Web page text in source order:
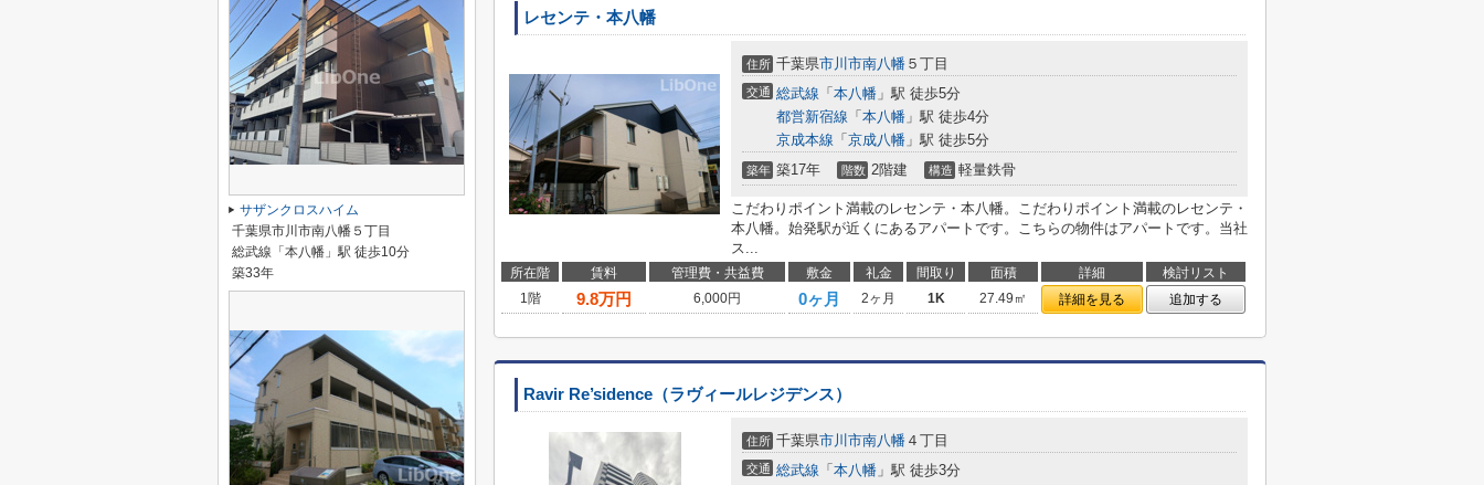
レセンテ・本八幡
住所 千葉県市川市南八幡 ５丁目
交通 総武線 「 本八幡 」駅 徒歩5分
都営新宿線 「 本八幡 」駅 徒歩4分
京成本線 「 京成八幡 」駅 徒歩5分
築年 築17年 階数 2階建 構造 軽量鉄骨
こだわりポイント満載のレセンテ・本八幡。こだわりポイント満載のレセンテ・
本八幡。始発駅が近くにあるアパートです。こちらの物件はアパートです。当社
ス...
所在階 賃料 管理費・共益費 敷金 礼金 間取り 面積 詳細
検討リスト
1階
9.8万円 6,000円 0ヶ月 2ヶ月 1K 27.49㎡ 詳細を見る 追加する
Ravir Re’sidence（ラヴィールレジデンス）
住所 千葉県市川市南八幡 ４丁目
交通 総武線 「 本八幡 」駅 徒歩3分
サザンクロスハイム
千葉県市川市南八幡５丁目
総武線「本八幡」駅 徒歩10分
築33年